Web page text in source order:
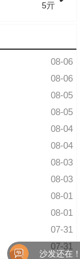
5亓
08-06
08-06
08-05
08-05
08-04
08-04
08-03
08-03
08-01
08-01
07-31
07-31
沙发还在！快